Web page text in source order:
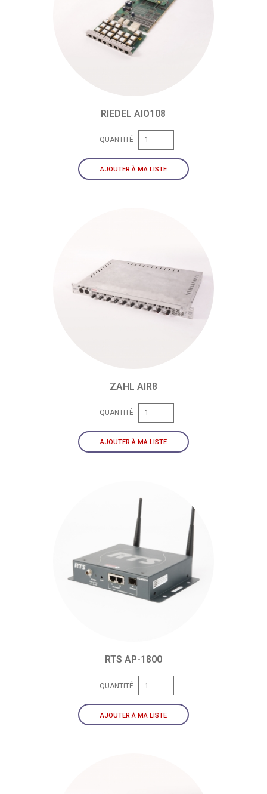
RIEDEL AIO108
QUANTITÉ
AJOUTER À MA LISTE
ZAHL AIR8
QUANTITÉ
AJOUTER À MA LISTE
RTS AP-1800
QUANTITÉ
AJOUTER À MA LISTE